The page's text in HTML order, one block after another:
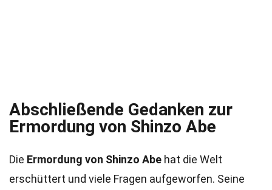
Abschließende Gedanken zur
Ermordung von Shinzo Abe
Die Ermordung von Shinzo Abe hat die Welt
erschüttert und viele Fragen aufgeworfen. Seine